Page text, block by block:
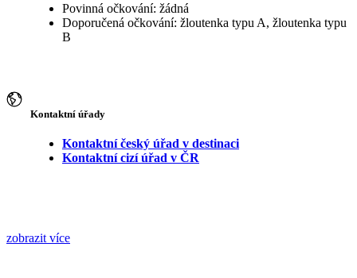
Povinná očkování: žádná
Doporučená očkování: žloutenka typu A, žloutenka typu
B
Kontaktní úřady
Kontaktní český úřad v destinaci
Kontaktní cizí úřad v ČR
zobrazit více